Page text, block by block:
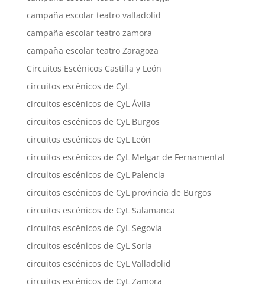
campaña escolar teatro valladolid
campaña escolar teatro zamora
campaña escolar teatro Zaragoza
Circuitos Escénicos Castilla y León
circuitos escénicos de CyL
circuitos escénicos de CyL Ávila
circuitos escénicos de CyL Burgos
circuitos escénicos de CyL León
circuitos escénicos de CyL Melgar de Fernamental
circuitos escénicos de CyL Palencia
circuitos escénicos de CyL provincia de Burgos
circuitos escénicos de CyL Salamanca
circuitos escénicos de CyL Segovia
circuitos escénicos de CyL Soria
circuitos escénicos de CyL Valladolid
circuitos escénicos de CyL Zamora